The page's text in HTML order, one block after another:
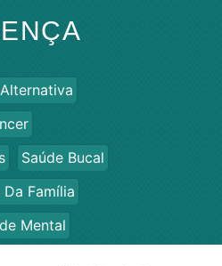
Saúde Bucal
Da Família
Mental